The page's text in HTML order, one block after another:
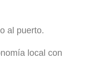
al puerto.
local con